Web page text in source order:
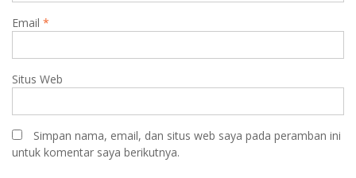
Email *
Situs Web
Simpan nama, email, dan situs web saya pada peramban ini
untuk komentar saya berikutnya.